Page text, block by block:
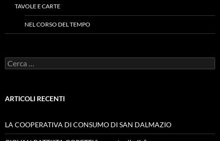
TAVOLE E CARTE
NEL CORSO DEL TEMPO
Ricerca
per:
ARTICOLI RECENTI
LA COOPERATIVA DI CONSUMO DI SAN DALMAZIO